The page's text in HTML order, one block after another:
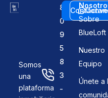
Somos
una
plataforma
8
0
9
5
8
3
-
Sobre
BlueLoft
Nuestro
Equipo
Únete a